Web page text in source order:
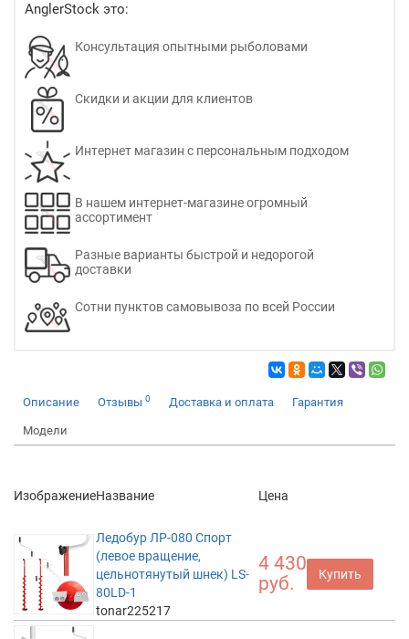
AnglerStock это:
Консультация опытными рыболовами
Скидки и акции для клиентов
Интернет магазин с персональным подходом
В нашем интернет-магазине огромный
ассортимент
Разные варианты быстрой и недорогой
доставки
Сотни пунктов самовывоза по всей России
Описание Отзывы 0 Доставка и оплата Гарантия
Модели
ИзображениеНазвание Цена
Ледобур ЛР-080 Спорт
(левое вращение,
цельнотянутый шнек) LS-
80LD-1
tonar225217
4 430
руб.
Купить